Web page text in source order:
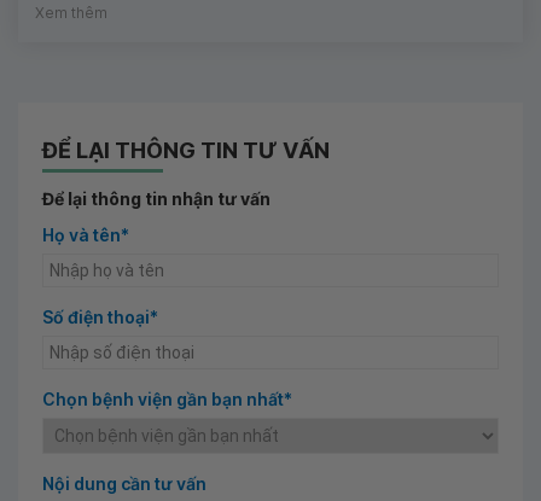
Xem thêm
ĐỂ LẠI THÔNG TIN TƯ VẤN
Để lại thông tin nhận tư vấn
Họ và tên*
Số điện thoại*
Chọn bệnh viện gần bạn nhất*
Nội dung cần tư vấn